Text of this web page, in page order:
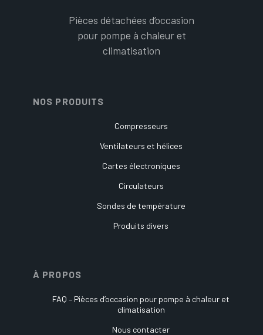
Pièces détachées d’occasion
pour pompe à chaleur et
climatisation
NOS PRODUITS
Compresseurs
Ventilateurs et hélices
Cartes électroniques
Circulateurs
Sondes de température
Produits divers
À PROPOS
FAQ – Pièces d’occasion pour pompe à chaleur et
climatisation
Nous contacter